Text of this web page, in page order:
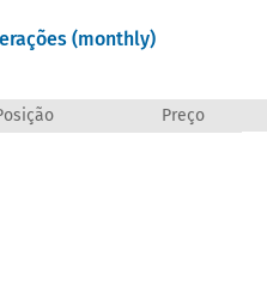
(monthly)
Preço